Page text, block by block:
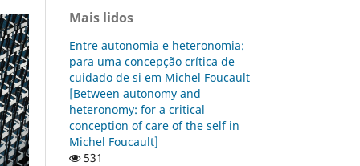
Mais lidos
Entre autonomia e heteronomia:
para uma concepção crítica de
cuidado de si em Michel Foucault
[Between autonomy and
heteronomy: for a critical
conception of care of the self in
Michel Foucault]
531